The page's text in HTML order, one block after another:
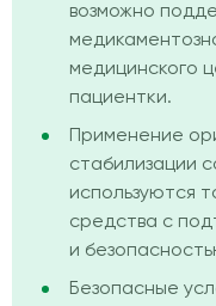
возможно
медицинского
пациентки.
Применение
стабилизации
используются
средства с
и
Безопасные